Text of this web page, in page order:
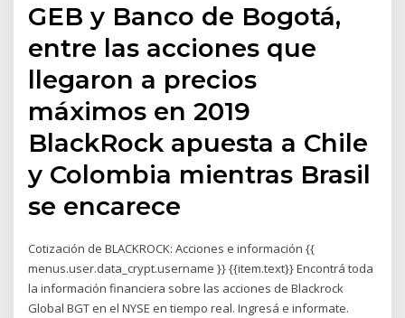
GEB y Banco de Bogotá,
entre las acciones que
llegaron a precios
máximos en 2019
BlackRock apuesta a Chile
y Colombia mientras Brasil
se encarece
Cotización de BLACKROCK: Acciones e información {{
menus.user.data_crypt.username }} {{item.text}} Encontrá toda
la información financiera sobre las acciones de Blackrock
Global BGT en el NYSE en tiempo real. Ingresá e informate.